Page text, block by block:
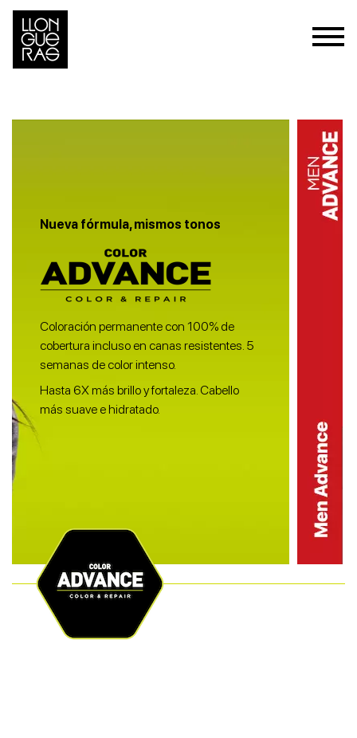
Nueva fórmula, mismos tonos
Coloración permanente con 100% de
cobertura incluso en canas resistentes. 5
semanas de color intenso.
Hasta 6X más brillo y fortaleza. Cabello
más suave e hidratado.